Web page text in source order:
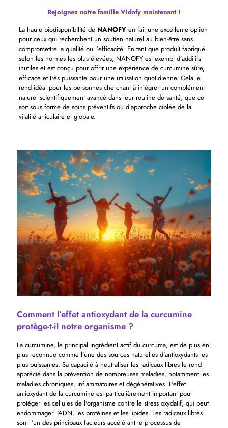
Rejoignez notre famille Vidafy maintenant !
La haute biodisponibilité de NANOFYen fait une excellente option
pour ceux qui recherchent un soutien naturel au bien-être sans
compromettre la qualité ou l’efficacité. En tant que produit fabriqué
selon les normes les plus élevées, NANOFY est exempt d’additifs
inutiles et est conçu pour offrir une expérience de curcumine sûre,
efficace et très puissante pour une utilisation quotidienne. Cela le
rend idéal pour les personnes cherchant à intégrer un complément
naturel scientifiquement avancé dans leur routine de santé, que ce
soit sous forme de soins préventifs ou d’approche ciblée de la
vitalité articulaire et globale.
Comment l’effet antioxydant de la curcumine
protège-t-il notre organisme ?
La curcumine, le principal ingrédient actif du curcuma, est de plus en
plus reconnue comme l’une des sources naturelles d’antioxydants les
plus puissantes. Sa capacité à neutraliser les radicaux libres le rend
apprécié dans la prévention de nombreuses maladies, notamment les
maladies chroniques, inflammatoires et dégénératives. L'effet
antioxydant de la curcumine est particulièrement important pour
protéger les cellules de l'organisme contre le stress oxydatif, qui peut
endommager l'ADN, les protéines et les lipides. Les radicaux libres
sont l'un des principaux facteurs accélérant le processus de